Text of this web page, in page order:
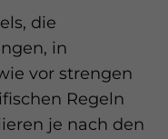
die
in
vor strengen
Regeln
je nach den